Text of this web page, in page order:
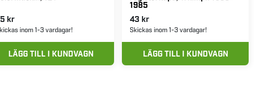
kr
inom 1-3 vardagar!
LÄGG TILL I KUNDVAGN
1985
43 kr
Skickas inom 1-3 vardagar!
LÄGG TILL I KUNDVAGN